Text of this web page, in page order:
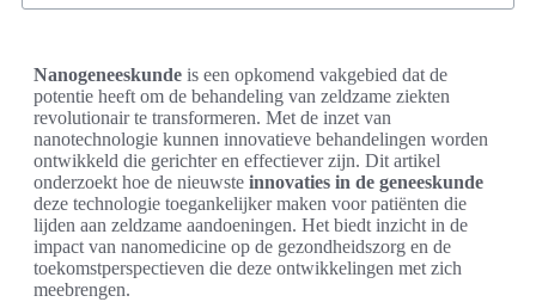
Nanogeneeskunde is een opkomend vakgebied dat de
potentie heeft om de behandeling van zeldzame ziekten
revolutionair te transformeren. Met de inzet van
nanotechnologie kunnen innovatieve behandelingen worden
ontwikkeld die gerichter en effectiever zijn. Dit artikel
onderzoekt hoe de nieuwste innovaties in de geneeskunde
deze technologie toegankelijker maken voor patiënten die
lijden aan zeldzame aandoeningen. Het biedt inzicht in de
impact van nanomedicine op de gezondheidszorg en de
toekomstperspectieven die deze ontwikkelingen met zich
meebrengen.